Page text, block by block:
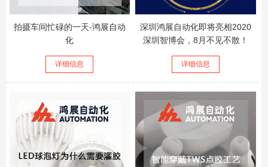
拍摄车间忙碌的一天-鸿展自动
化
详细信息
深圳鸿展自动化即将亮相2020
深圳智博会，8月不见不散！
详细信息